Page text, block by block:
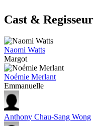
Cast & Regisseur
Naomi Watts
Margot
Noémie Merlant
Emmanuelle
Anthony Chau-Sang Wong